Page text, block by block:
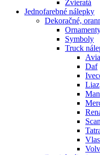
Zvieratá
Jednofarebné nálepky
Dekoračné,
Symboly
Truck
Avia
Daf
Liaz
Man